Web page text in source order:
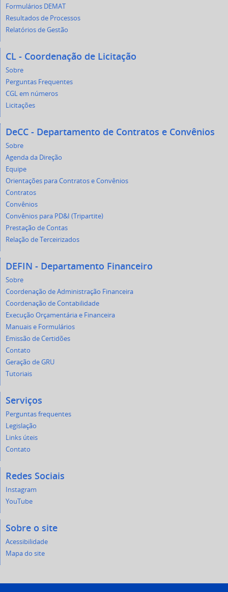
Formulários DEMAT
Resultados de Processos
Relatórios de Gestão
CL - Coordenação de Licitação
Sobre
Perguntas Frequentes
CGL em números
Licitações
DeCC - Departamento de Contratos e Convênios
Sobre
Agenda da Direção
Equipe
Orientações para Contratos e Convênios
Contratos
Convênios
Convênios para PD&I (Tripartite)
Prestação de Contas
Relação de Terceirizados
DEFIN - Departamento Financeiro
Sobre
Coordenação de Administração Financeira
Coordenação de Contabilidade
Execução Orçamentária e Financeira
Manuais e Formulários
Emissão de Certidões
Contato
Geração de GRU
Tutoriais
Serviços
Perguntas frequentes
Legislação
Links úteis
Contato
Redes Sociais
Instagram
YouTube
Sobre o site
Acessibilidade
Mapa do site